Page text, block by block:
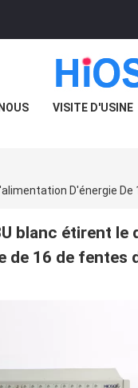
VISITE D'USINE
D'énergie
blanc étirent
de 16 de fentes